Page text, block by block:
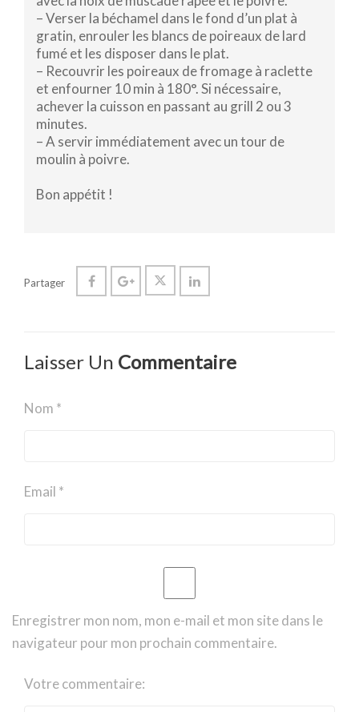
– Verser la béchamel dans le fond d’un plat à
gratin, enrouler les blancs de poireaux de lard
fumé et les disposer dans le plat.
– Recouvrir les poireaux de fromage à raclette
et enfourner 10 min à 180°. Si nécessaire,
achever la cuisson en passant au grill 2 ou 3
minutes.
– A servir immédiatement avec un tour de
moulin à poivre.
Bon appétit !
Partager
Laisser Un Commentaire
Nom *
Email *
Enregistrer mon nom, mon e-mail et mon site dans le
navigateur pour mon prochain commentaire.
Votre commentaire: